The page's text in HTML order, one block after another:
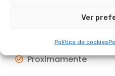
Ver
Política de cookies
Contacto con
Proximamente